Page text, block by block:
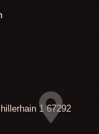
167292